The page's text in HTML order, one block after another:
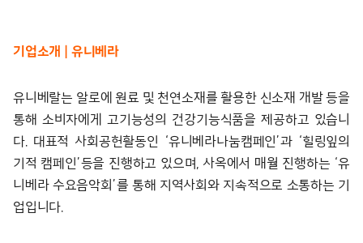
기업소개 | 유니베라
유니베랄는 알로에 원료 및 천연소재를 활용한 신소재 개발 등을
통해 소비자에게 고기능성의 건강기능식품을 제공하고 있습니
다. 대표적 사회공헌활동인 ‘유니베라나눔캠페인’과 ‘힐링잎의
기적 캠페인’등을 진행하고 있으며, 사옥에서 매월 진행하는 ‘유
니베라 수요음악회’를 통해 지역사회와 지속적으로 소통하는 기
업입니다.